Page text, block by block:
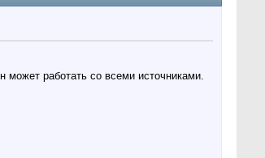
работать со всеми источниками.